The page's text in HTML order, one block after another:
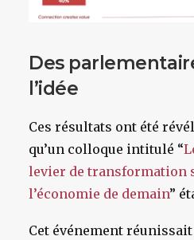
Des
l’idée
Ces résultats ont été
qu’un colloque intitulé “
levier de transformation
l’économie de demain”
Cet événement